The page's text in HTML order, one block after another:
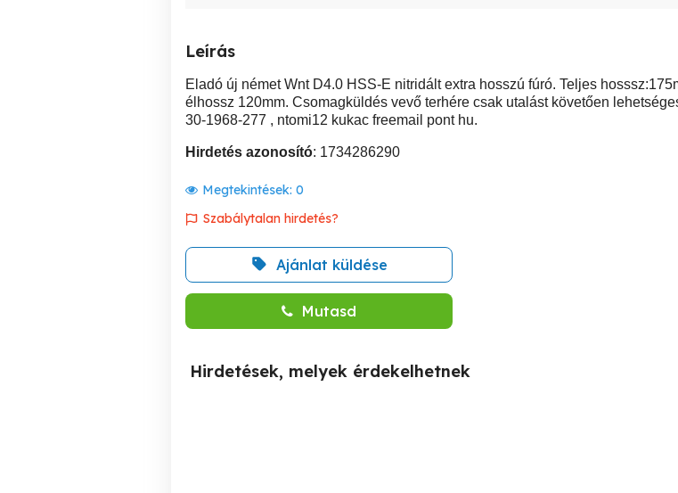
Leírás
Eladó új német Wnt D4.0 HSS-E nitridált extra hosszú fúró. Teljes
élhossz 120mm. Csomagküldés vevő terhére csak utalást követően
30-1968-277 , ntomi12 kukac freemail pont hu.
Hirdetés azonosító: 1734286290
Megtekintések: 0
Szabálytalan hirdetés?
Ajánlat küldése
Mutasd
Hirdetések, melyek érdekelhetnek